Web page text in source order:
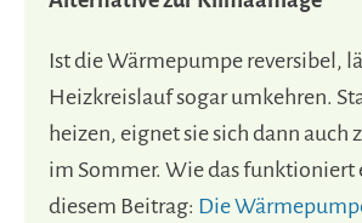
Ist die Wärmepumpe reversibel,
Heizkreislauf sogar umkehren.
heizen, eignet sie sich dann auch
im Sommer. Wie das funktioniert
diesem Beitrag: Die